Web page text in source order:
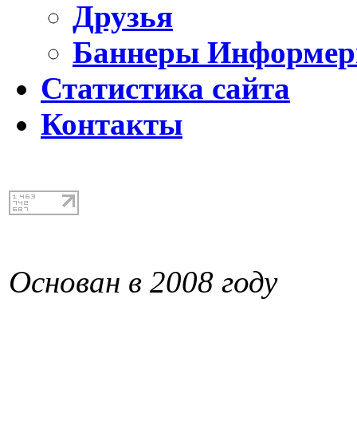
Друзья
Баннеры
Статистика сайта
Контакты
Основан в 2008 году